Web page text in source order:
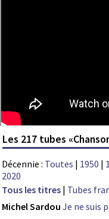
Les 217 tubes
Décennie : Toutes | 1950 |
2020
Tous les titres | Tubes
Michel Sardou Je ne suis